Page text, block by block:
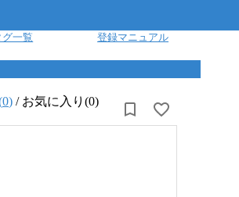
グ一覧 登録マニュアル
0) / お気に入り(0)